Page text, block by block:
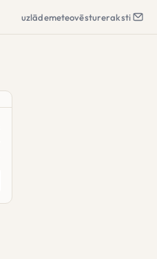
uzlādemeteovēstureraksti